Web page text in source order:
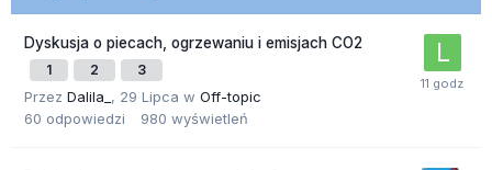
Dyskusja o piecach, ogrzewaniu i emisjach CO2
1 2 3
Przez Dalila_ , 29 Lipca w Off-topic
60 odpowiedzi 980 wyświetleń